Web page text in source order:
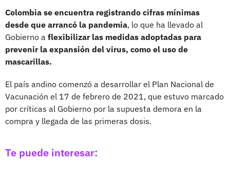
Colombia se encuentra registrando cifras mínimas
desde que arrancó la pandemia, lo que ha llevado al
Gobierno a flexibilizar las medidas adoptadas para
prevenir la expansión del virus, como el uso de
mascarillas.
El país andino comenzó a desarrollar el Plan Nacional de
Vacunación el 17 de febrero de 2021, que estuvo marcado
por críticas al Gobierno por la supuesta demora en la
compra y llegada de las primeras dosis.
Te puede interesar: